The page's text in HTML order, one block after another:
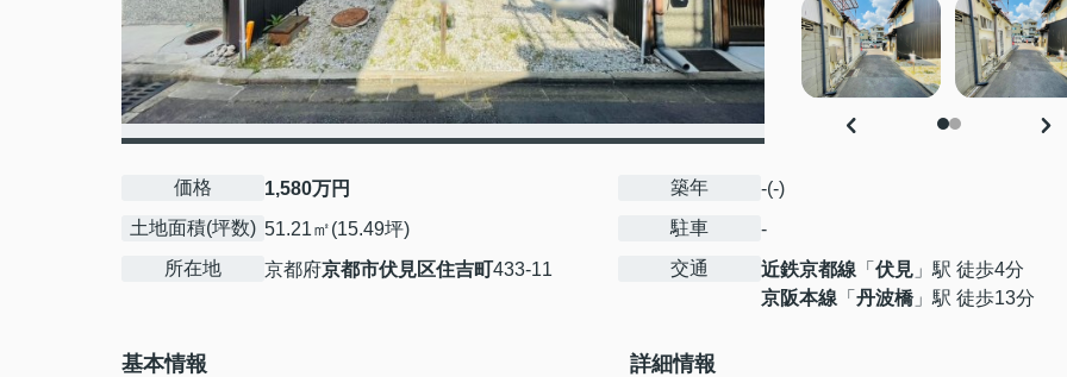
価格
1,580万円
土地面積(坪数) 51.21㎡(15.49坪)
所在地
京都府京都市伏見区住吉町433-11
築年
-(-)
駐車
-
交通
近鉄京都線 「 伏見 」駅 徒歩4分
京阪本線 「 丹波橋」駅 徒歩13分
基本情報 詳細情報